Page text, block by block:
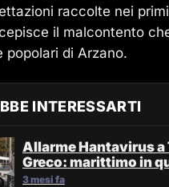
raccolte nei
il malcontento
popolari di Arzano.
INTERESSARTI
Allarme Hantavirus a
Greco: marittimo in
3 mesi fa